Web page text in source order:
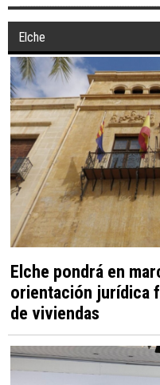
Elche
Elche pondrá en
orientación jurídica
de viviendas